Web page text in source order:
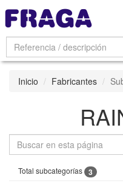
Inicio Fabricantes
Total subcategorías 3